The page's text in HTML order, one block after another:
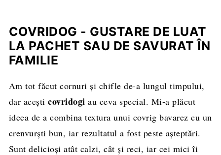
COVRIDOG - GUSTARE DE LUAT
LA PACHET SAU DE SAVURAT ÎN
FAMILIE
Am tot făcut cornuri și chifle de-a lungul timpului,
dar aceșticovridogi au ceva special. Mi-a plăcut
ideea de a combina textura unui covrig bavarez cu un
crenvurști bun, iar rezultatul a fost peste așteptări.
Sunt delicioși atât calzi, cât și reci, iar cei mici îi